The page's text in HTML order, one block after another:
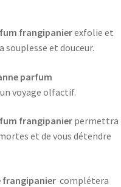
frangipanierexfolie et
et douceur.
parfum
voyage olfactif.
frangipanier permettra
et de vous détendre
frangipanier complétera